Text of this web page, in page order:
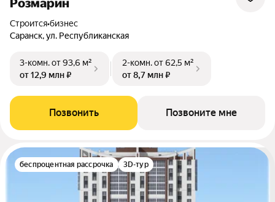
Розмарин
Строится•бизнес
Саранск, ул. Республиканская
3-комн.от 93,6 м²
от 12,9 млн ₽
2-комн.от 62,5 м²
от 8,7 млн ₽
Позвонить Позвоните мне
беспроцентная рассрочка 3D-тур